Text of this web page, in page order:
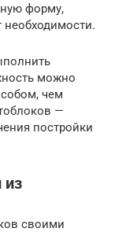
форму,
необходимости.
можно
чем
—
постройки
из
своими